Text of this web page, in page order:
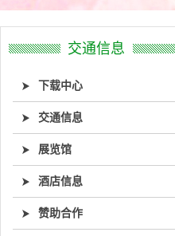
交通信息
下载中心
交通信息
展览馆
酒店信息
赞助合作